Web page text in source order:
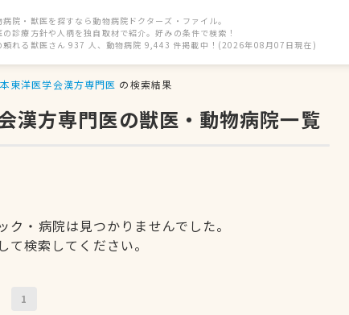
病院・獣医を探すなら動物病院ドクターズ・ファイル。
の診療方針や人柄を独自取材で紹介。好みの条件で検索！
頼れる獣医さん 937 人、動物病院 9,443 件掲載中！(2026年08月07日現在)
東洋医学会漢方専門医 の検索結果
漢方専門医の獣医・動物病院一覧
・病院は見つかりませんでした。
て検索してください。
1